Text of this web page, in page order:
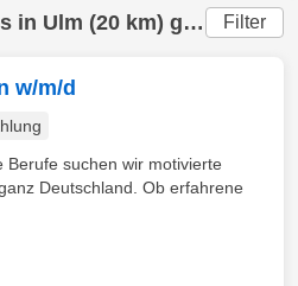
in Ulm (20 km) gefunden Filter
w/m/d
suchen wir motivierte
Deutschland. Ob erfahrene